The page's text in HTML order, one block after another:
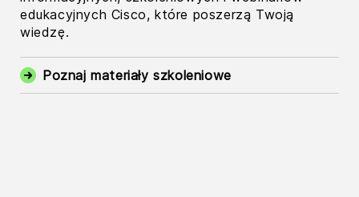
edukacyjnych Cisco, które poszerzą Twoją
wiedzę.
Poznaj materiały szkoleniowe